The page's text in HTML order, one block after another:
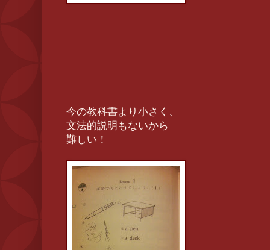
今の教科書より小さく、
文法的説明もないから
難しい！